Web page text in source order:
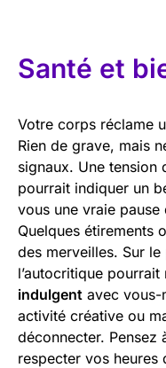
Santé et
Votre corps réclame
Rien de grave, mais
signaux. Une tension
pourrait indiquer un
vous une vraie
Quelques étirements
des merveilles. Sur
l’autocritique
indulgent avec vous-
activité créative ou
déconnecter. Pensez
respecter vos heures